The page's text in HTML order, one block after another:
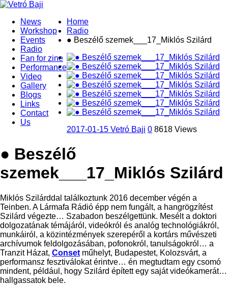
News
Workshop
Events
Radio
Fan for zine
Performance
Video
Gallery
Blogs
Links
Contact
Us
Home
Radio
● Beszélő szemek___17_Miklós Szilárd
2017-01-15 Vetró Baji 0 8618 Views
● Beszélő
szemek___17_Miklós Szilárd
Miklós Szilárddal találkoztunk 2016 december végén a
Teinben. A Lármafa Rádió épp nem fungált, a hangrögzítést
Szilárd végezte… Szabadon beszélgettünk. Mesélt a doktori
dolgozatának témájáról, videókról és analóg technológiákról,
munkáiról, a közintézmények szerepéről a kortárs művészeti
archívumok feldolgozásában, pofonokról, tanulságokról… a
Tranzit Házat, Conset műhelyt, Budapestet, Kolozsvárt, a
performansz fesztiválokat érintve… én megtudtam egy csomó
mindent, például, hogy Szilárd épített egy saját videókamerát…
hallgassatok bele.